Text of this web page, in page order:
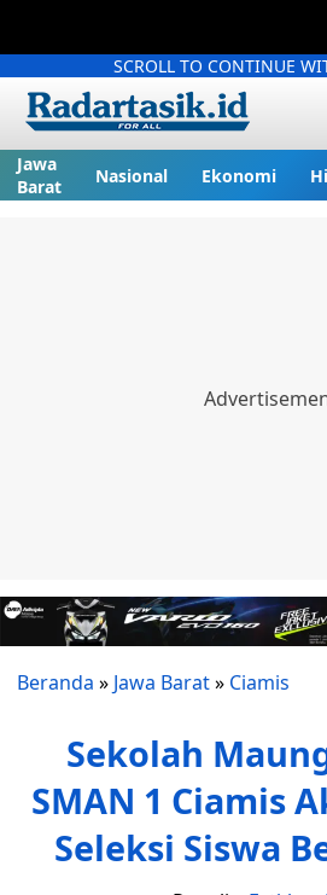
SCROLL TO CONTINUE
Jawa
Barat
Nasional Ekonomi
Beranda » Jawa Barat» Ciamis
Sekolah
SMAN 1 Ciamis
Seleksi Siswa